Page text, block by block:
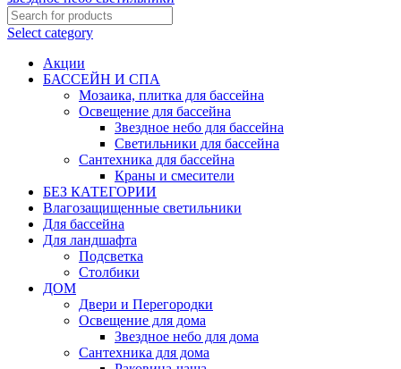
Select category
Акции
БАССЕЙН И СПА
Мозаика, плитка для бассейна
Освещение для бассейна
Звездное небо для бассейна
Светильники для бассейна
Сантехника для бассейна
Краны и смесители
БЕЗ КАТЕГОРИИ
Влагозащищенные светильники
Для бассейна
Для ландшафта
Подсветка
Столбики
ДОМ
Двери и Перегородки
Освещение для дома
Звездное небо для дома
Сантехника для дома